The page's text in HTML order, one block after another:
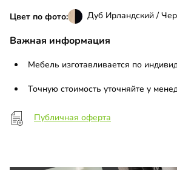
Цвет по фото: Дуб Ирландский /
Важная информация
Мебель изготавливается по
Точную стоимость уточняйте у
Публичная оферта